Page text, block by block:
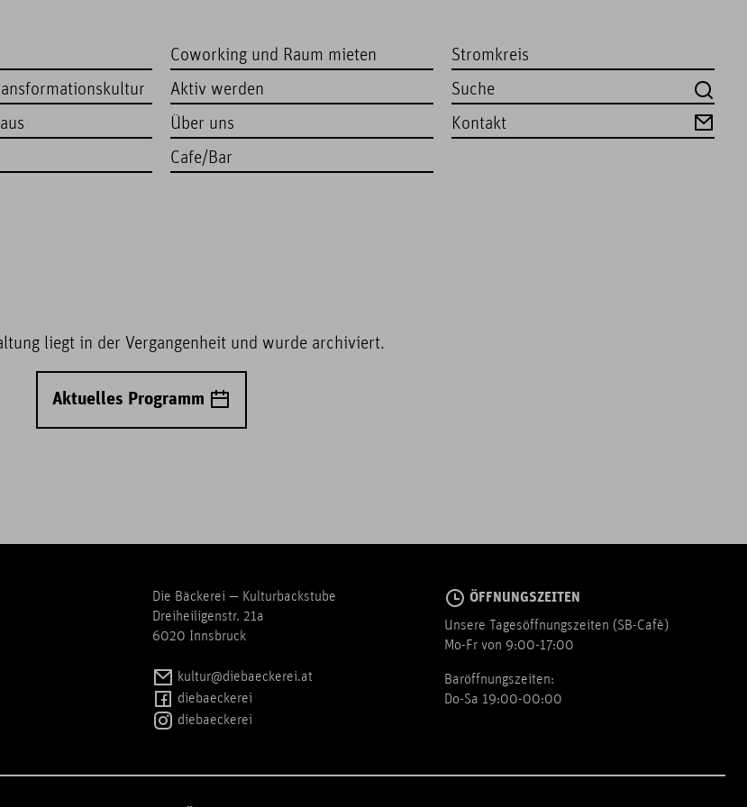
Coworking und Raum mieten
Aktiv werden
Über uns
Cafe/Bar
Stromkreis
Kontakt
liegt in der Vergangenheit und wurde archiviert.
Aktuelles Programm
Die Bäckerei — Kulturbackstube
Dreiheiligenstr. 21a
6020 Innsbruck
kultur@diebaeckerei.at
diebaeckerei
diebaeckerei
ÖFFNUNGSZEITEN
Unsere Tagesöffnungszeiten (SB-Cafè)
Mo-Fr von 9:00-17:00
Baröffnungszeiten:
Do-Sa 19:00-00:00